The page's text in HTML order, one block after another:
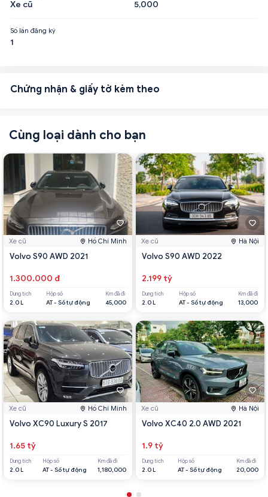
Xe cũ 5,000
Số lần đăng ký
1
Chứng nhận & giấy tờ kèm theo
Cùng loại dành cho bạn
Xe cũ Hồ Chí Minh
Volvo S90 AWD 2021
1.300.000 đ
Dung tích
2.0 L
Hộp số
AT - Số tự động
Km đã đi
45,000
Xe cũ Hồ Chí Minh
Volvo XC90 Luxury S 2017
1.65 tỷ
Dung tích
2.0 L
Hộp số
AT - Số tự động
Km đã đi
1,180,000
Xe cũ Hà Nội
Volvo S90 AWD 2022
2.199 tỷ
Dung tích
2.0 L
Hộp số
AT - Số tự động
Km đã đi
13,000
Xe cũ Hà Nội
Volvo XC40 2.0 AWD 2021
1.9 tỷ
Dung tích
2.0 L
Hộp số
AT - Số tự động
Km đã đi
20,000